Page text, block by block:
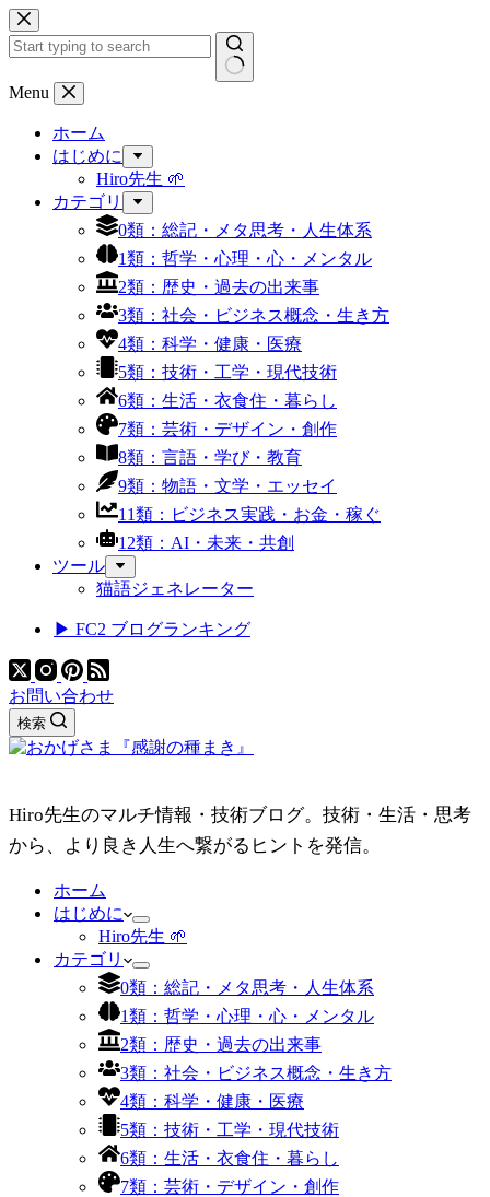
コ
ン
テ
ン
結
Menu
ホーム
はじめに
Hiro先生 🌱
カテゴリ
0類：総記・メタ思考・人生体系
1類：哲学・心理・心・メンタル
2類：歴史・過去の出来事
3類：社会・ビジネス概念・生き方
4類：科学・健康・医療
5類：技術・工学・現代技術
6類：生活・衣食住・暮らし
7類：芸術・デザイン・創作
8類：言語・学び・教育
9類：物語・文学・エッセイ
11類：ビジネス実践・お金・稼ぐ
12類：AI・未来・共創
ツール
猫語ジェネレーター
▶ FC2 ブログランキング
お問い合わせ
検索
Hiro先生のマルチ情報・技術ブログ。技術・生活・思考
から、より良き人生へ繋がるヒントを発信。
ホーム
はじめに
Hiro先生 🌱
カテゴリ
0類：総記・メタ思考・人生体系
1類：哲学・心理・心・メンタル
2類：歴史・過去の出来事
3類：社会・ビジネス概念・生き方
4類：科学・健康・医療
5類：技術・工学・現代技術
6類：生活・衣食住・暮らし
7類：芸術・デザイン・創作